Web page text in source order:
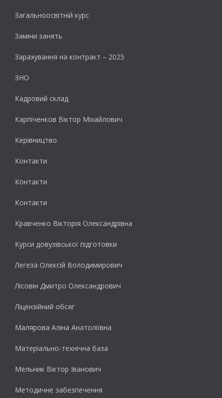
Загальноосвітній курс
Заміни занять
Зарахування на контракт – 2025
ЗНО
Кадровий склад
Карпіченков Віктор Міхайлович
Керівництво
Контакти
Контакти
Контакти
Кравченко Вікторія Олександрівна
Курси довузівської підготовки
Легеза Олексій Володимирович
Лісовін Дмитро Олександрович
Ліцензійний обсяг
Малярова Аліна Анатоліївна
Матеріально-технічна база
Мельник Віктор Іванович
Методичне забезпечення